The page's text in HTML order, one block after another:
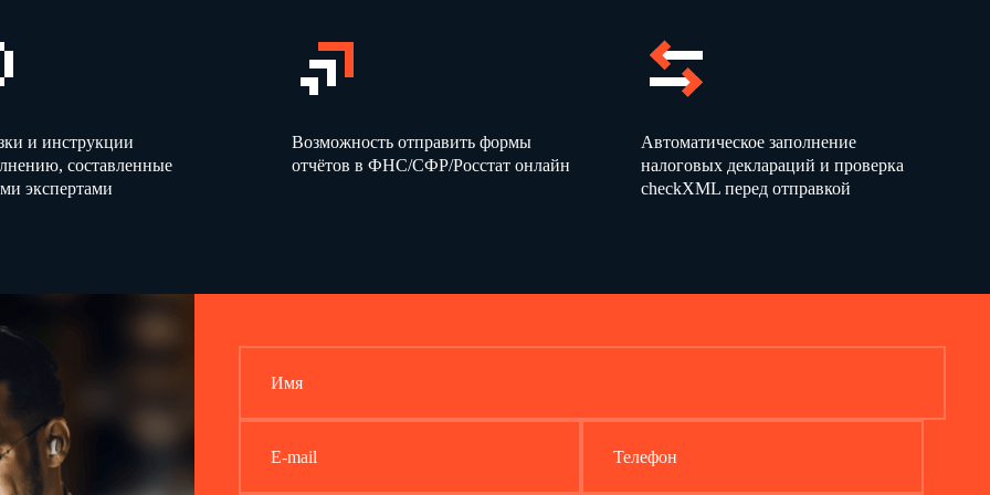
качеством выполненной работы.
6.1.3. Отдых, в том числе на оплачиваемый ежегодный отпуск, еженедельные выходные дни, нерабочие праздничные дни.
Обязательное социальное страхование в случаях, предусмотренных федеральными законами.
6.1.5. Работник имеет иные права, предусмотренные действующим законодательством РФ и другими нормативными правовыми
Работник обязан:
Добросовестно исполнять свои трудовые обязанности, возложенные на него настоящим Договором, Должностной инструкцией,
локальными нормативными актами Работодателя, с которыми он был ознакомлен под подпись.
6.2.2. Добросовестно и своевременно исполнять распоряжения, указания, поручения
начальника абонентского отдела
Работодатель несет ответственность за сохранность этого имущества) и других работников.
6.2.6.
пожарной безопасности, с которыми он был ознакомлен под подпись.
6.2.7. Незамедлительно сообщать
) о возникновении ситуации, представляющей угрозу жизни и здоровью людей, сохранности имущества
сохранность этого имущества).
Перечень иных трудовых обязанностей Работника определяется действующим законодательством, Должностной инструкцией, а
локальными нормативными актами Работодателя, с которыми Работник был ознакомлен под подпись.
и инструкции
составленные
экспертами
Возможность отправить формы
отчётов в ФНС/СФР/Росстат онлайн
Автоматическое заполнение
налоговых деклараций и проверка
checkXML перед отправкой
Имя
E-mail Телефон